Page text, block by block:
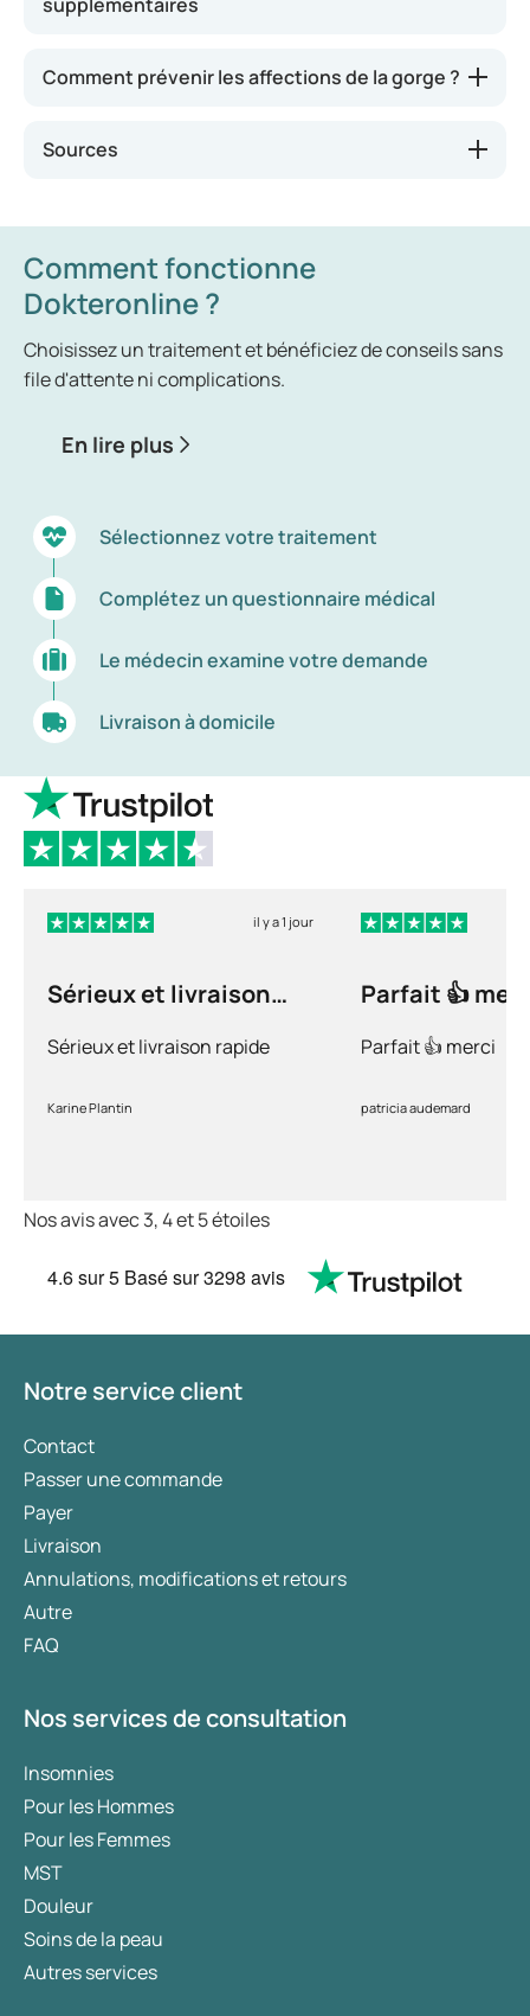
Comment prévenir les affections de la gorge ?
Sources
Comment fonctionne
Dokteronline ?
Choisissez un traitement et bénéficiez de conseils sans
file d'attente ni complications.
En lire plus
Sélectionnez votre traitement
Complétez un questionnaire médical
Le médecin examine votre demande
Livraison à domicile
il y a 1 jour
Sérieux et livraison
Sérieux et livraison rapide
Karine Plantin
Parfait 👍
Parfait 👍 merci
patricia audemard
Nos avis avec 3, 4 et 5 étoiles
4.6sur 5 Basé sur3298 avis
Notre service client
Contact
Passer une commande
Payer
Livraison
Annulations, modifications et retours
Autre
FAQ
Nos services de consultation
Insomnies
Pour les Hommes
Pour les Femmes
MST
Douleur
Soins de la peau
Autres services